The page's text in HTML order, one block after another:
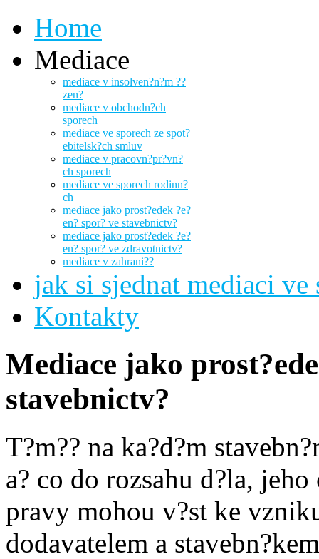
Home
Mediace
mediace v insolven?n?m ??
zen?
mediace v obchodn?ch
sporech
mediace ve sporech ze spot?
ebitelsk?ch smluv
mediace v pracovn?pr?vn?
ch sporech
mediace ve sporech rodinn?
ch
mediace jako prost?edek ?e?
en? spor? ve stavebnictv?
mediace jako prost?edek ?e?
en? spor? ve zdravotnictv?
mediace v zahrani??
jak si sjednat mediaci ve
Kontakty
Mediace jako
stavebnictv?
T?m?? na ka?d?m
a? co do rozsahu d?la,
pravy mohou v?st ke
dodavatelem a